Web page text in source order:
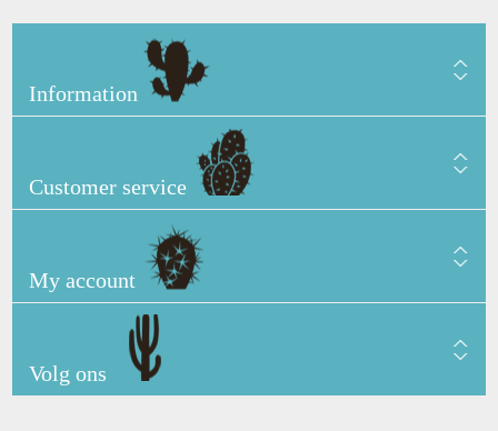
Information
Customer service
My account
Volg ons